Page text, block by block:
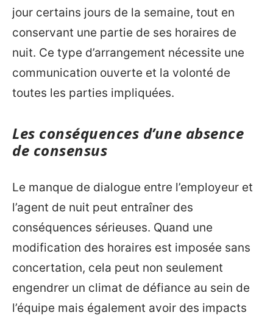
jour certains jours de la semaine, tout en
conservant une partie de ses horaires de
nuit. Ce type d’arrangement nécessite une
communication ouverte et la volonté de
toutes les parties impliquées.
Les conséquences d’une absence
de consensus
Le manque de dialogue entre l’employeur et
l’agent de nuit peut entraîner des
conséquences sérieuses. Quand une
modification des horaires est imposée sans
concertation, cela peut non seulement
engendrer un climat de défiance au sein de
l’équipe mais également avoir des impacts